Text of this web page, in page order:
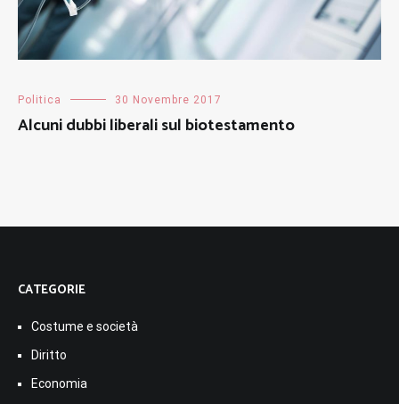
Politica 30 Novembre 2017
Alcuni dubbi liberali sul biotestamento
CATEGORIE
Costume e società
Diritto
Economia